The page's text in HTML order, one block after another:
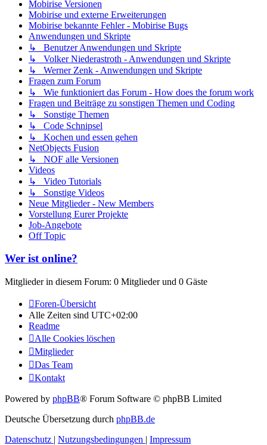
Mobirise Versionen
Mobirise und externe Erweiterungen
Mobirise bekannte Fehler - Mobirise Bugs
Anwendungen und Skripte
↳ Benutzer Anwendungen und Skripte
↳ Volker Niederastroth - Anwendungen und Skripte
↳ Werner Zenk - Anwendungen und Skripte
Fragen zum Forum
↳ Wie funktioniert das Forum - How does the forum work
Fragen und Beiträge zu sonstigen Themen und Coding
↳ Sonstige Themen
↳ Code Schnipsel
↳ Kochen und essen gehen
NetObjects Fusion
↳ NOF alle Versionen
Videos
↳ Video Tutorials
↳ Sonstige Videos
Neue Mitglieder - New Members
Vorstellung Eurer Projekte
Job-Angebote
Off Topic
Wer ist online?
Mitglieder in diesem Forum: 0 Mitglieder und 0 Gäste
Foren-Übersicht
Alle Zeiten sind UTC+02:00
Readme
Alle Cookies löschen
Mitglieder
Das Team
Kontakt
Powered by phpBB® Forum Software © phpBB Limited
Deutsche Übersetzung durch phpBB.de
Datenschutz | Nutzungsbedingungen | Impressum